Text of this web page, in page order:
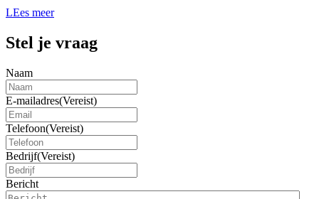
LEes meer
Stel je vraag
Naam
E-mailadres(Vereist)
Telefoon(Vereist)
Bedrijf(Vereist)
Bericht